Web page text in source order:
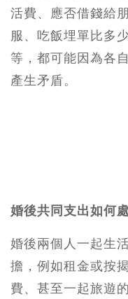
活費、應否借錢給
服、吃飯埋單比多
等，都可能因為各
產生矛盾。
婚後共同支出如何
婚後兩個人一起生
擔，例如租金或按
費、甚至一起旅遊